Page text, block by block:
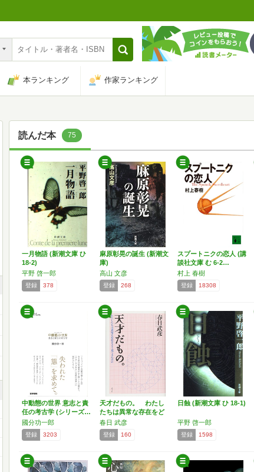
本ランキング 作家ランキング
読んだ本 75
一月物語 (新潮文庫 ひ
18-2)
平野 啓一郎
登録 378
麻原彰晃の誕生 (新潮文
庫)
高山 文彦
登録 268
スプートニクの恋人 (講
談社文庫 む 6-2…
村上 春樹
登録 18308
中動態の世界 意志と責
任の考古学 (シリーズ…
國分功一郎
登録 3203
天才だもの。 わたし
たちは異常な存在をど
う見…
春日 武彦
登録 160
日蝕 (新潮文庫 ひ 18-1)
平野 啓一郎
登録 1598